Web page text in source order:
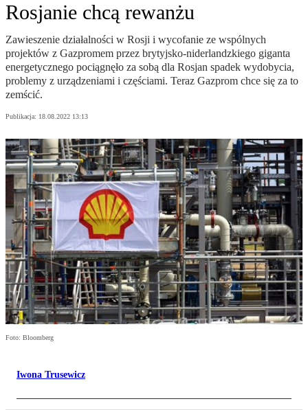
Rosjanie chcą rewanżu
Zawieszenie działalności w Rosji i wycofanie ze wspólnych
projektów z Gazpromem przez brytyjsko-niderlandzkiego giganta
energetycznego pociągnęło za sobą dla Rosjan spadek wydobycia,
problemy z urządzeniami i częściami. Teraz Gazprom chce się za to
zemścić.
Publikacja: 18.08.2022 13:13
Foto: Bloomberg
Iwona Trusewicz